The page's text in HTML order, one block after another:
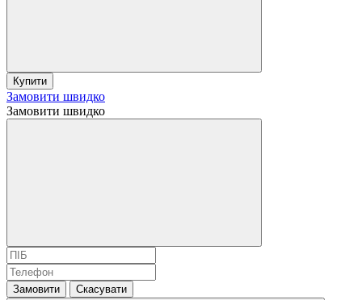
Купити
Замовити швидко
Замовити швидко
Замовити Скасувати